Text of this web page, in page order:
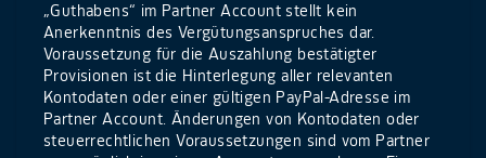
„Guthabens“ im Partner Account stellt kein
Anerkenntnis des Vergütungsanspruches dar.
Voraussetzung für die Auszahlung bestätigter
Provisionen ist die Hinterlegung aller relevanten
Kontodaten oder einer gültigen PayPal-Adresse im
Partner Account. Änderungen von Kontodaten oder
steuerrechtlichen Voraussetzungen sind vom Partner